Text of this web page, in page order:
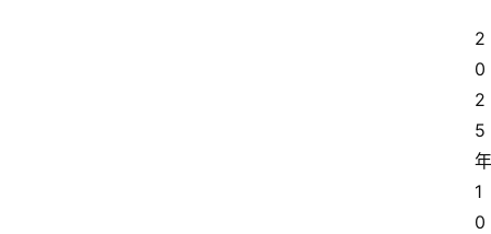
2
0
2
5
年
1
0